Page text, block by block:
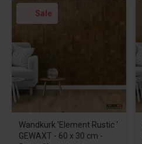
Sale
Wandkurk 'Element Rustic '
GEWAXT - 60 x 30 cm -